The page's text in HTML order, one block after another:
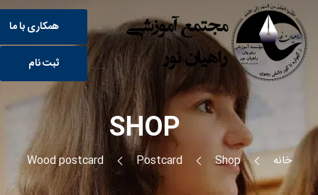
ثبت نام
همکاری با ما
SHOP
خانه Shop
Postcard
Wood postcard